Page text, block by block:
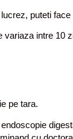
puteti
variaza intre 10
pe tara.